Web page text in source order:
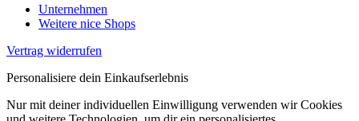
Unternehmen
Weitere nice Shops
Vertrag widerrufen
Personalisiere dein Einkaufserlebnis
Nur mit deiner individuellen Einwilligung verwenden wir Cookies